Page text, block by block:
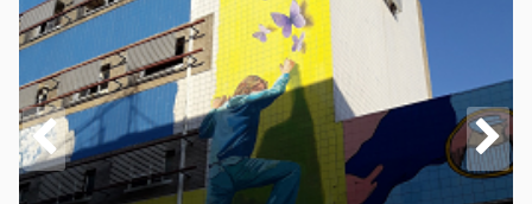
ציורי קיר לסלון
עבודות חדשות
מחשבון עלות ציורי קיר וגרפיטי
יצירת קשר